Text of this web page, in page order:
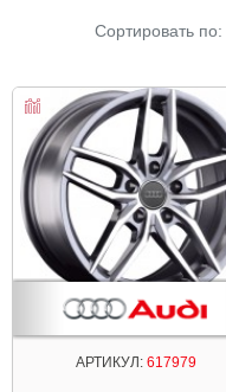
Сортировать по:
АРТИКУЛ:617979